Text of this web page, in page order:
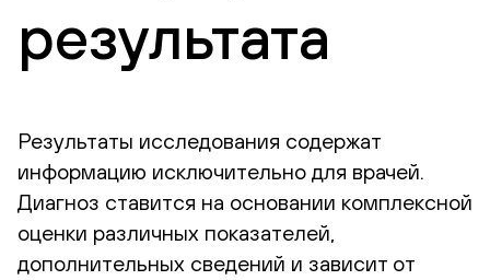
результата
Результаты исследования содержат
информацию исключительно для врачей.
Диагноз ставится на основании комплексной
оценки различных показателей,
дополнительных сведений и зависит от